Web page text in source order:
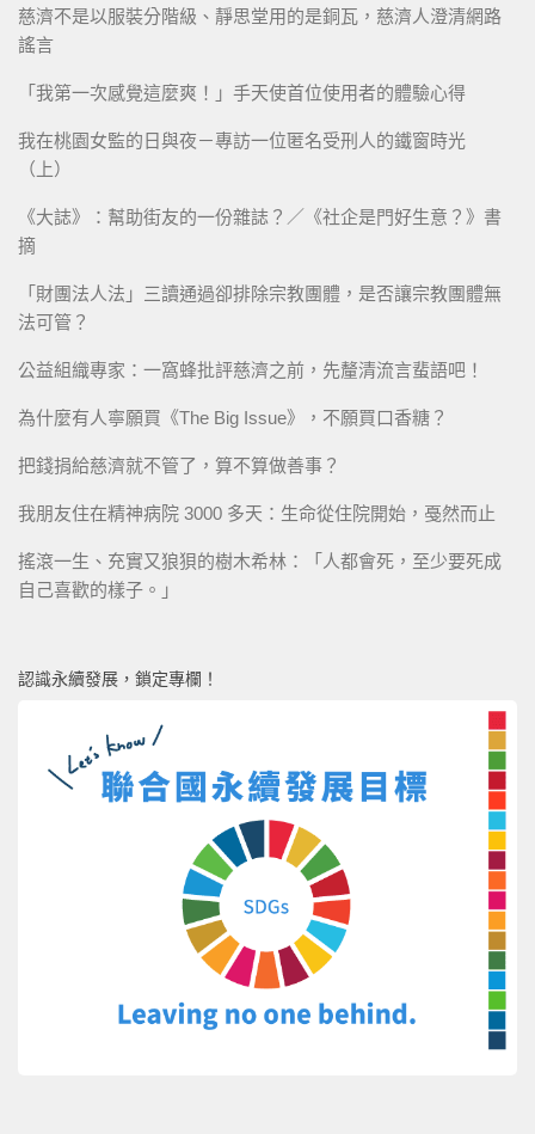
慈濟不是以服裝分階級、靜思堂用的是銅瓦，慈濟人澄清網路
謠言
「我第一次感覺這麼爽！」手天使首位使用者的體驗心得
我在桃園女監的日與夜－專訪一位匿名受刑人的鐵窗時光
（上）
《大誌》：幫助街友的一份雜誌？／《社企是門好生意？》書
摘
「財團法人法」三讀通過卻排除宗教團體，是否讓宗教團體無
法可管？
公益組織專家：一窩蜂批評慈濟之前，先釐清流言蜚語吧！
為什麼有人寧願買《The Big Issue》，不願買口香糖？
把錢捐給慈濟就不管了，算不算做善事？
我朋友住在精神病院 3000 多天：生命從住院開始，戞然而止
搖滾一生、充實又狼狽的樹木希林：「人都會死，至少要死成
自己喜歡的樣子。」
認識永續發展，鎖定專欄！